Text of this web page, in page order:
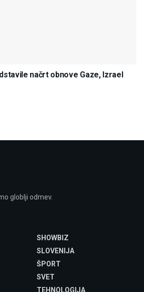
načrt obnove Gaze, Izrael
globlji odmev.
SHOWBIZ
SLOVENIJA
ŠPORT
SVET
TEHNOLOGIJA